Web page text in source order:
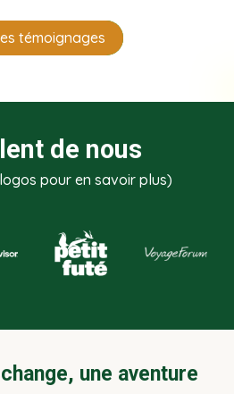
témoignages
de nous
pour en savoir plus)
une aventure